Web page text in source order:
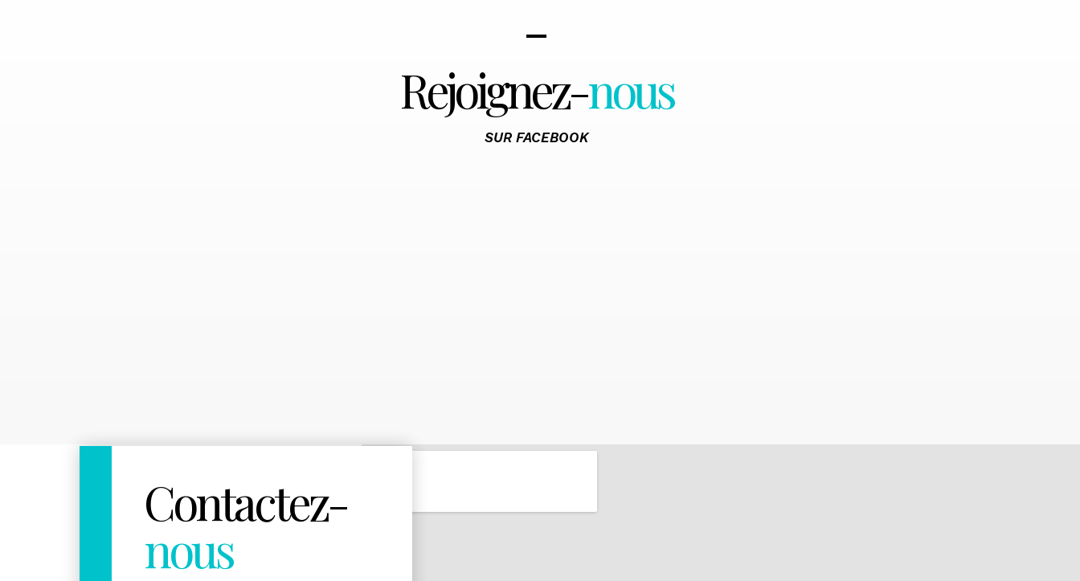
Rejoignez-nous
SUR FACEBOOK
Contactez-
nous